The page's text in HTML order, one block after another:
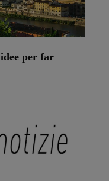
per far